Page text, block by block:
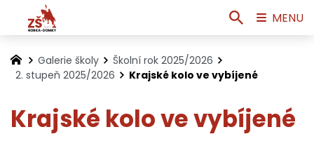
Galerie školy
Školní rok 2025/2026
2. stupeň 2025/2026
Krajské kolo ve vybíjené
Krajské kolo ve vybíjené
MENU